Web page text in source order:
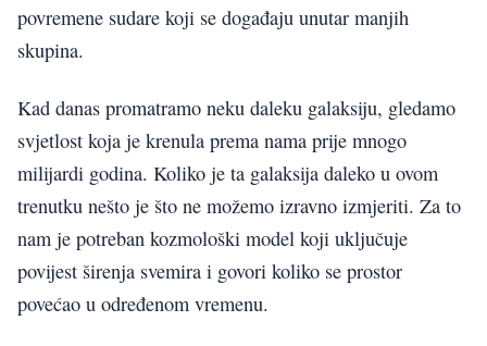
povremene sudare koji se događaju unutar manjih
skupina.
Kad danas promatramo neku daleku galaksiju, gledamo
svjetlost koja je krenula prema nama prije mnogo
milijardi godina. Koliko je ta galaksija daleko u ovom
trenutku nešto je što ne možemo izravno izmjeriti. Za to
nam je potreban kozmološki model koji uključuje
povijest širenja svemira i govori koliko se prostor
povećao u određenom vremenu.